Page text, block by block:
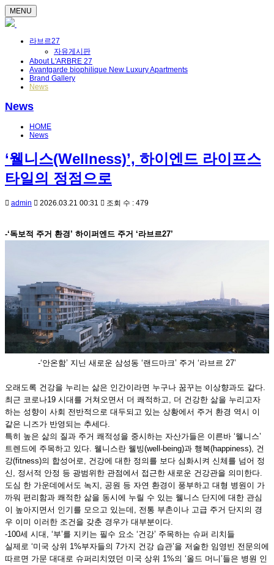
MENU
라브르27
자유게시판
About L'ARBRE 27
Avantgarde biophilique New Luxury Apartments
Brand Gallery
News
News
HOME
News
‘웰니스(Wellness)’, 하이엔드 라이프스
타일의 정점으로
admin 2026.03.21 00:31 조회 수 : 479
-‘독보적 주거 환경’ 하이퍼엔드 주거 ‘라브르27’
-‘안온함’ 지닌 새로운 삼성동 ‘랜드마크’ 주거 ‘라브르 27’
오래도록 건강을 누리는 삶은 인간이라면 누구나 꿈꾸는 이상향과도 같다.
최근 코로나19 시대를 거쳐오면서 더 쾌적하고, 더 건강한 삶을 누리고자
하는 성향이 사회 전반적으로 대두되고 있는 상황에서 주거 환경 역시 이
같은 니즈가 반영되는 추세다.
특히 높은 삶의 질과 주거 쾌적성을 중시하는 자산가들은 이른바 ‘웰니스’
트렌드에 주목하고 있다. 웰니스란 웰빙(well-being)과 행복(happiness), 건
강(fitness)의 합성어로, 건강에 대한 정의를 보다 심화시켜 신체를 넘어 정
신, 정서적 안정 등 광범위한 관점에서 접근한 새로운 건강관을 의미한다.
도심 한 가운데에서도 녹지, 공원 등 자연 환경이 풍부하고 대형 병원이 가
까워 편리함과 쾌적한 삶을 동시에 누릴 수 있는 웰니스 단지에 대한 관심
이 높아지면서 인기를 모으고 있는데, 전통 부촌이나 고급 주거 단지의 경
우 이미 이러한 조건을 갖춘 경우가 대부분이다.
-100세 시대, ‘부’를 지키는 필수 요소 ‘건강’ 주목하는 슈퍼 리치들
실제로 ‘미국 상위 1%부자들의 7가지 건강 습관’을 저술한 임영빈 전문의에
따르면 가문 대대로 슈퍼리치였던 미국 상위 1%의 ‘올드 머니’들은 병원 인